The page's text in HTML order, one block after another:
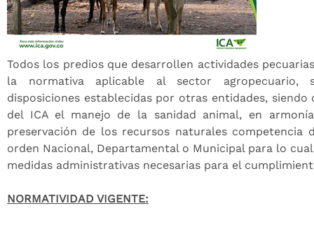
Todos los predios que desarrollen actividades
la normativa aplicable al sector agropecuario,
disposiciones establecidas por otras entidades, siendo
del ICA el manejo de la sanidad animal, en
preservación de los recursos naturales competencia
orden Nacional, Departamental o Municipal para lo
medidas administrativas necesarias para el
NORMATIVIDAD VIGENTE: